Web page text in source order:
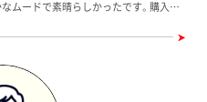
ムードで素晴らしかったです。購入条